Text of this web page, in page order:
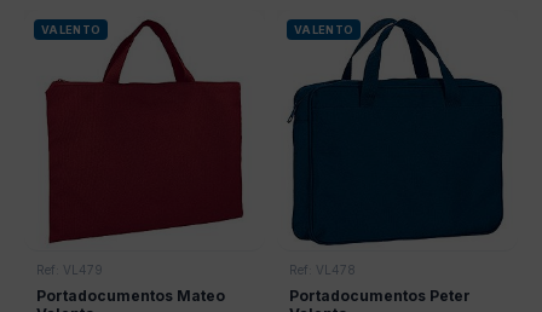
VALENTO
Ref: VL479
Portadocumentos Mateo
VALENTO
Ref: VL478
Portadocumentos Peter